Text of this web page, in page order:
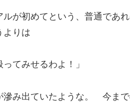
が初めてという、普通であ
よりは
てみせるわよ！」
滲み出ていたような。 今ま